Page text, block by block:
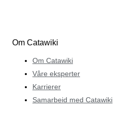
Om Catawiki
Om Catawiki
Våre eksperter
Karrierer
Samarbeid med Catawiki